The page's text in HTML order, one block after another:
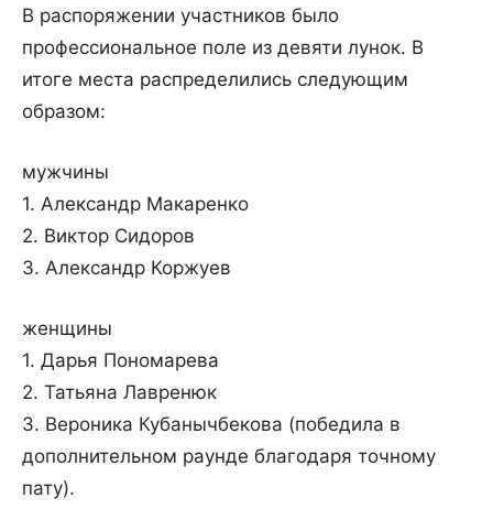
В распоряжении участников было
профессиональное поле из девяти лунок. В
итоге места распределились следующим
образом:
мужчины
1. Александр Макаренко
2. Виктор Сидоров
3. Александр Коржуев
женщины
1. Дарья Пономарева
2. Татьяна Лавренюк
3. Вероника Кубанычбекова (победила в
дополнительном раунде благодаря точному
пату).